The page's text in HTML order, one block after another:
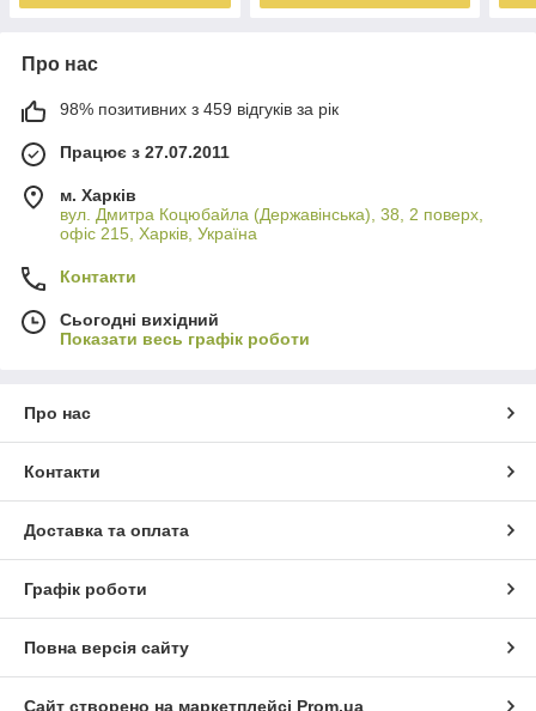
Про нас
98% позитивних з 459 відгуків за рік
Працює з 27.07.2011
м. Харків
вул. Дмитра Коцюбайла (Державінська), 38, 2 поверх,
офіс 215, Харків, Україна
Контакти
Сьогодні вихідний
Показати весь графік роботи
Про нас
Контакти
Доставка та оплата
Графік роботи
Повна версія сайту
Сайт створено на маркетплейсі Prom.ua